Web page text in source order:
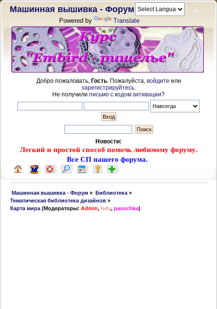
Машинная вышивка - Форум
Powered by Translate
Добро пожаловать, Гость. Пожалуйста, войдите или
зарегистрируйтесь
Не получили письмо с кодом активации?
Новости:
Легкий и простой способ помочь любимому форуму.
Все СП нашего форума.
Машинная вышивка - Форум » Библиотека»
Тематическая библиотека дизайнов »
Карта мира (Модераторы:Admin,ledy,pasochka)